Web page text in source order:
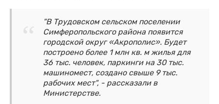
"В Трудовском сельском поселении
Симферопольского района появится
городской округ «Акрополис». Будет
построено более 1 млн кв. м жилья для
36 тыс. человек, паркинги на 30 тыс.
машиномест, создано свыше 9 тыс.
рабочих мест", - рассказали в
Министерстве.